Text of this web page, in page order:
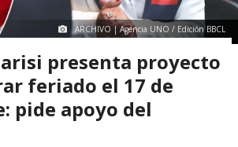
ARCHIVO | Agencia UNO / Edición BBCL
presenta proyecto
feriado el 17 de
pide apoyo del